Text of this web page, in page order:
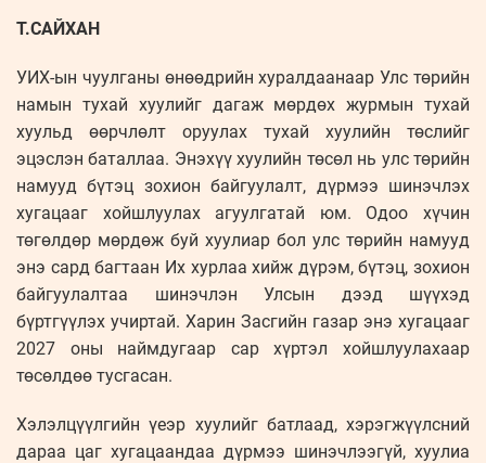
Т.САЙХАН
УИХ-ын чуулганы өнөөдрийн хуралдаанаар Улс төрийн
намын тухай хуулийг дагаж мөрдөх журмын тухай
хуульд өөрчлөлт оруулах тухай хуулийн төслийг
эцэслэн баталлаа. Энэхүү хуулийн төсөл нь улс төрийн
намууд бүтэц зохион байгуулалт, дүрмээ шинэчлэх
хугацааг хойшлуулах агуулгатай юм. Одоо хүчин
төгөлдөр мөрдөж буй хуулиар бол улс төрийн намууд
энэ сард багтаан Их хурлаа хийж дүрэм, бүтэц, зохион
байгуулалтаа шинэчлэн Улсын дээд шүүхэд
бүртгүүлэх учиртай. Харин Засгийн газар энэ хугацааг
2027 оны наймдугаар сар хүртэл хойшлуулахаар
төсөлдөө тусгасан.
Хэлэлцүүлгийн үеэр хуулийг батлаад, хэрэгжүүлсний
дараа цаг хугацаандаа дүрмээ шинэчлээгүй, хуулиа